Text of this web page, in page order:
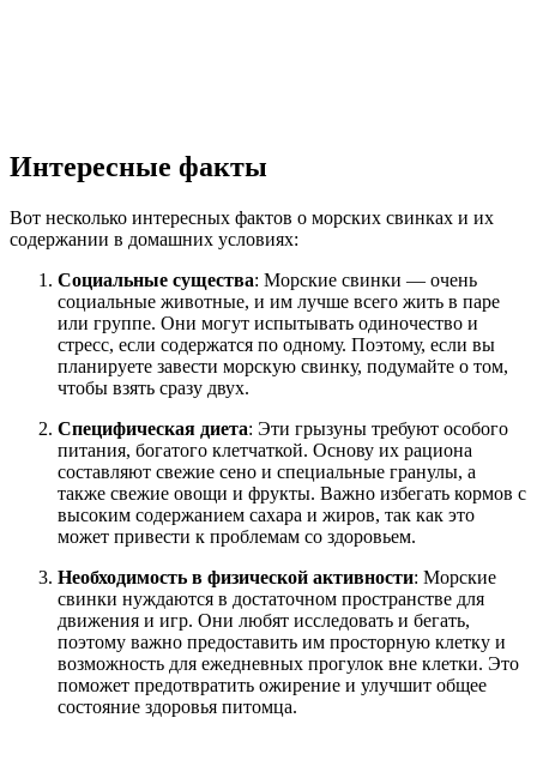
Интересные факты
Вот несколько интересных фактов о морских свинках и их
содержании в домашних условиях:
Социальные существа: Морские свинки — очень
социальные животные, и им лучше всего жить в паре
или группе. Они могут испытывать одиночество и
стресс, если содержатся по одному. Поэтому, если вы
планируете завести морскую свинку, подумайте о том,
чтобы взять сразу двух.
Специфическая диета: Эти грызуны требуют особого
питания, богатого клетчаткой. Основу их рациона
составляют свежие сено и специальные гранулы, а
также свежие овощи и фрукты. Важно избегать кормов с
высоким содержанием сахара и жиров, так как это
может привести к проблемам со здоровьем.
Необходимость в физической активности: Морские
свинки нуждаются в достаточном пространстве для
движения и игр. Они любят исследовать и бегать,
поэтому важно предоставить им просторную клетку и
возможность для ежедневных прогулок вне клетки. Это
поможет предотвратить ожирение и улучшит общее
состояние здоровья питомца.